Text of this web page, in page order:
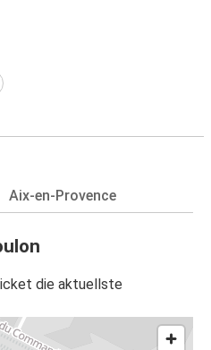
Aix-en-Provence
die aktuellste